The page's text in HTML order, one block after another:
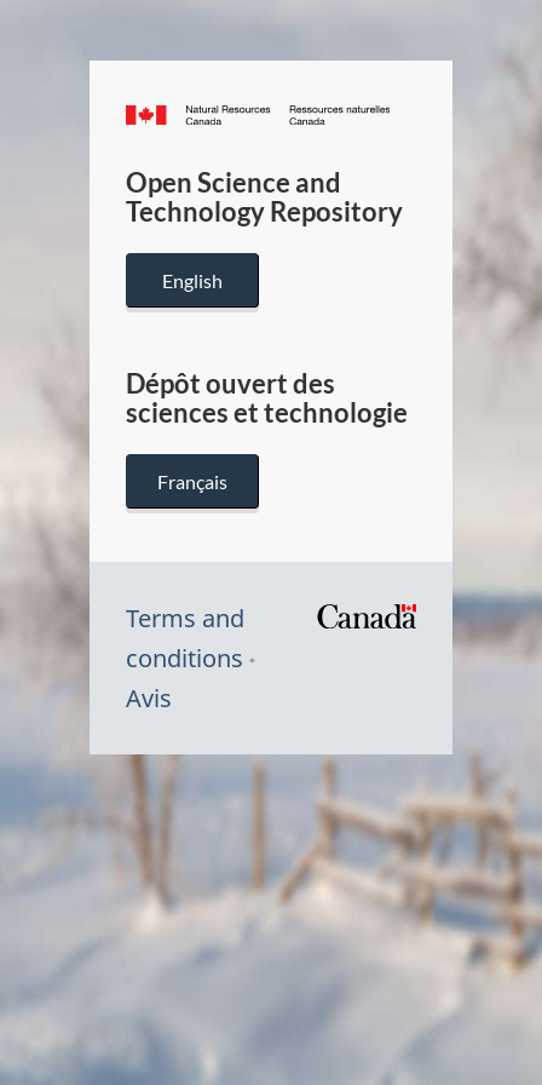
Canada.ca
/
Canada
Open Science and
Technology Repository
English
Dépôt ouvert des
sciences et technologie
Français
Terms and
conditions
Avis
Symbole
Canada